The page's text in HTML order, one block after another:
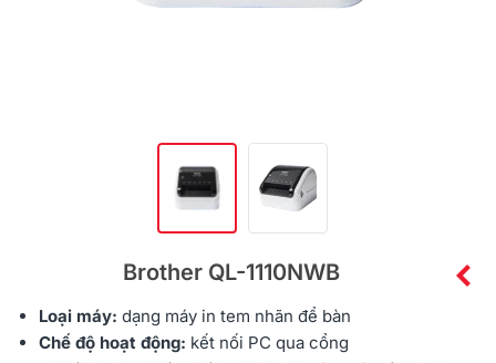
Brother QL-1110NWB
Loại máy: dạng máy in tem nhãn để bàn
Chế độ hoạt động: kết nối PC qua cổng